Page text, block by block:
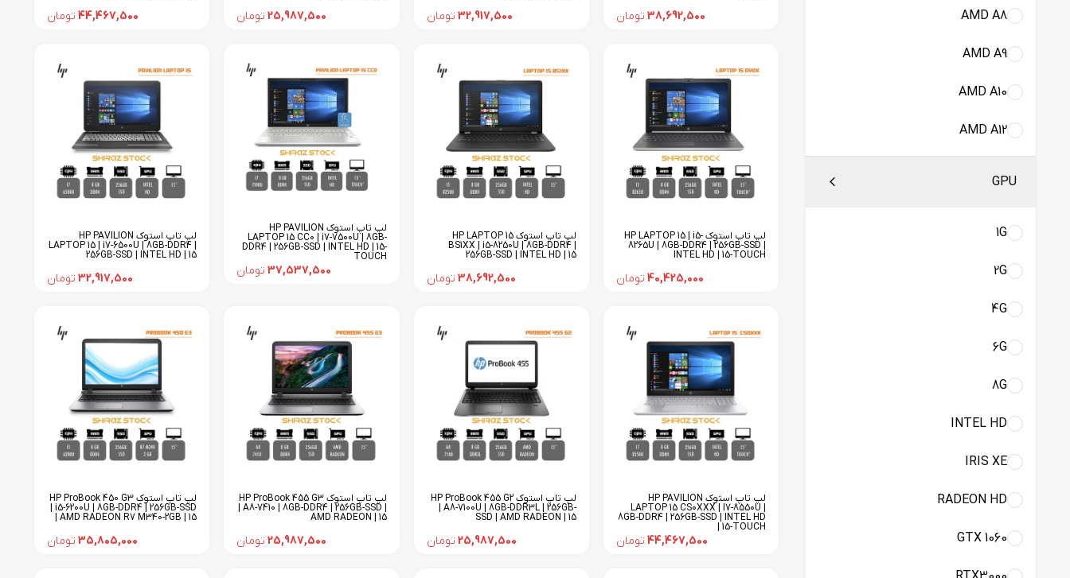
AMD A8
AMD A9
AMD A10
AMD A12
GPU
1G
2G
4G
6G
8G
INTEL HD
IRIS XE
RADEON HD
GTX 1060
38,692,500 تومان 32,917,500 تومان 25,987,500 تومان 44,467,500 تومان
لپ تاپ استوک HP LAPTOP 15 | i5-
8265U | 8GB-DDR4 | 256GB-SSD |
INTEL HD | 15-TOUCH
40,425,000 تومان
لپ تاپ استوک HP LAPTOP 15
BS1XX | i5-8250U | 8GB-DDR4 |
256GB-SSD | INTEL HD | 15
38,692,500 تومان
لپ تاپ استوک HP PAVILION
LAPTOP 15 CC0 | i7-7500U | 8GB-
DDR4 | 256GB-SSD | INTEL HD | 15-
TOUCH
37,537,500 تومان
لپ تاپ استوک HP PAVILION
LAPTOP 15 | i7-6500U | 8GB-DDR4 |
256GB-SSD | INTEL HD | 15
32,917,500 تومان
لپ تاپ استوک HP PAVILION
LAPTOP 15 CS0XXX | I7-8550U |
8GB-DDR4 | 256GB-SSD | INTEL HD
| 15-TOUCH
44,467,500 تومان
لپ تاپ استوک HP ProBook 455 G2
| A8-7100U | 8GB-DDR3L | 256GB-
SSD | AMD RADEON | 15
25,987,500 تومان
لپ تاپ استوک HP ProBook 455 G3
| A8-7410 | 8GB-DDR4 | 256GB-SSD |
AMD RADEON | 15
25,987,500 تومان
لپ تاپ استوک HP ProBook 450 G3
| i5-6200U | 8GB-DDR4 | 256GB-SSD
| AMD RADEON R7 M340-2GB | 15
35,805,000 تومان